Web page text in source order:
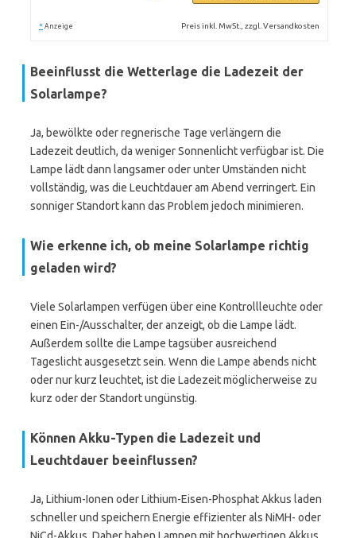
* Anzeige Preis inkl. MwSt., zzgl. Versandkosten
Beeinflusst die Wetterlage die Ladezeit der
Solarlampe?
Ja, bewölkte oder regnerische Tage verlängern die
Ladezeit deutlich, da weniger Sonnenlicht verfügbar ist. Die
Lampe lädt dann langsamer oder unter Umständen nicht
vollständig, was die Leuchtdauer am Abend verringert. Ein
sonniger Standort kann das Problem jedoch minimieren.
Wie erkenne ich, ob meine Solarlampe richtig
geladen wird?
Viele Solarlampen verfügen über eine Kontrollleuchte oder
einen Ein-/Ausschalter, der anzeigt, ob die Lampe lädt.
Außerdem sollte die Lampe tagsüber ausreichend
Tageslicht ausgesetzt sein. Wenn die Lampe abends nicht
oder nur kurz leuchtet, ist die Ladezeit möglicherweise zu
kurz oder der Standort ungünstig.
Können Akku-Typen die Ladezeit und
Leuchtdauer beeinflussen?
Ja, Lithium-Ionen oder Lithium-Eisen-Phosphat Akkus laden
schneller und speichern Energie effizienter als NiMH- oder